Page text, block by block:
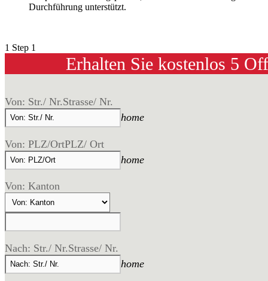
Durchführung unterstützt.
1 Step 1
Erhalten Sie kostenlos 5
Von: Str./ Nr.Strasse/ Nr.
home
Von: PLZ/OrtPLZ/ Ort
home
Von: Kanton
Nach: Str./ Nr.Strasse/ Nr.
home